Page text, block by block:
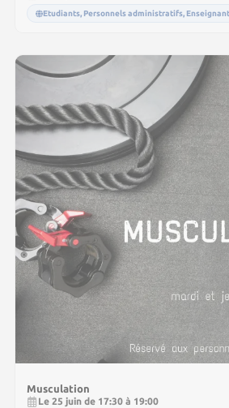
Etudiants, Personnels administratifs,
Musculation
Le 25 juin de 17:30 à 19:00